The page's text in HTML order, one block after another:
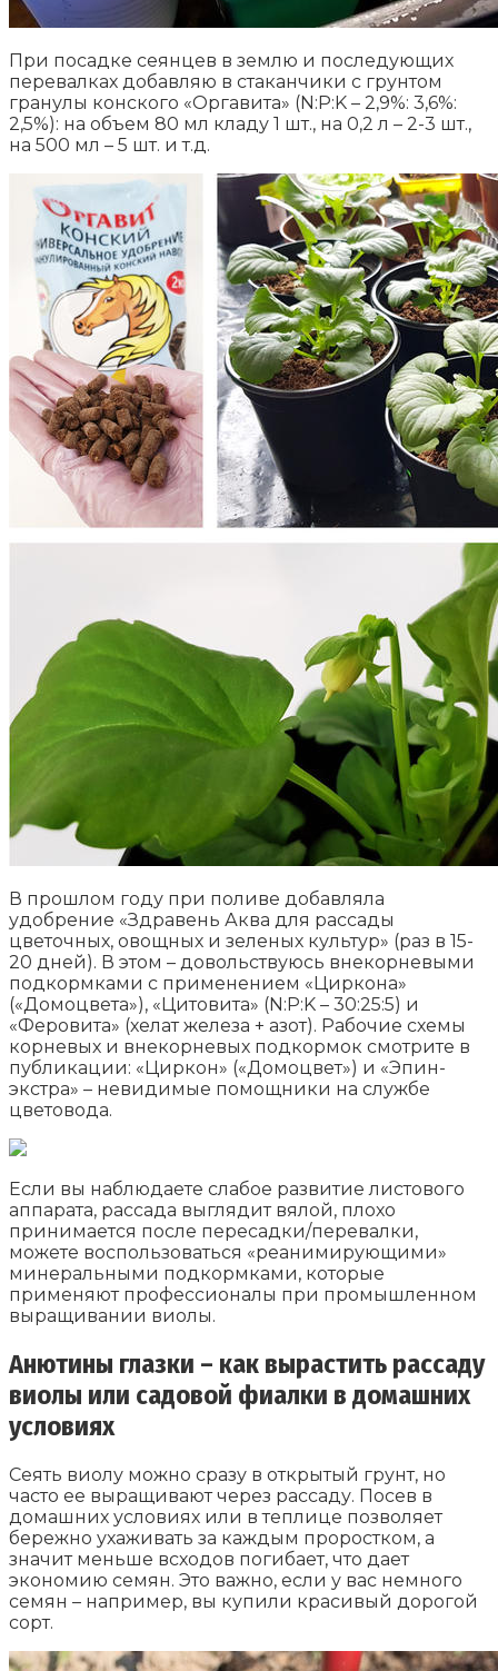
При посадке сеянцев в землю и последующих
перевалках добавляю в стаканчики с грунтом
гранулы конского «Оргавита» (N:P:K – 2,9%: 3,6%:
2,5%): на объем 80 мл кладу 1 шт., на 0,2 л – 2-3 шт.,
на 500 мл – 5 шт. и т.д.
В прошлом году при поливе добавляла
удобрение «Здравень Аква для рассады
цветочных, овощных и зеленых культур» (раз в 15-
20 дней). В этом – довольствуюсь внекорневыми
подкормками с применением «Циркона»
(«Домоцвета»), «Цитовита» (N:P:K – 30:25:5) и
«Феровита» (хелат железа + азот). Рабочие схемы
корневых и внекорневых подкормок смотрите в
публикации: «Циркон» («Домоцвет») и «Эпин-
экстра» – невидимые помощники на службе
цветовода.
Если вы наблюдаете слабое развитие листового
аппарата, рассада выглядит вялой, плохо
принимается после пересадки/перевалки,
можете воспользоваться «реанимирующими»
минеральными подкормками, которые
применяют профессионалы при промышленном
выращивании виолы.
Анютины глазки – как вырастить рассаду
виолы или садовой фиалки в домашних
условиях
Сеять виолу можно сразу в открытый грунт, но
часто ее выращивают через рассаду. Посев в
домашних условиях или в теплице позволяет
бережно ухаживать за каждым проростком, а
значит меньше всходов погибает, что дает
экономию семян. Это важно, если у вас немного
семян – например, вы купили красивый дорогой
сорт.